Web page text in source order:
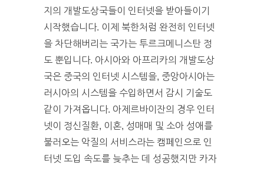
지의 개발도상국들이 인터넷을 받아들이기
시작했습니다. 이제 북한처럼 완전히 인터넷
을 차단해버리는 국가는 투르크메니스탄 정
도 뿐입니다. 아시아와 아프리카의 개발도상
국은 중국의 인터넷 시스템을, 중앙아시아는
러시아의 시스템을 수입하면서 감시 기술도
같이 가져옵니다. 아제르바이잔의 경우 인터
넷이 정신질환, 이혼, 성매매 및 소아 성애를
불러오는 악질의 서비스라는 캠페인으로 인
터넷 도입 속도를 늦추는 데 성공했지만 카자